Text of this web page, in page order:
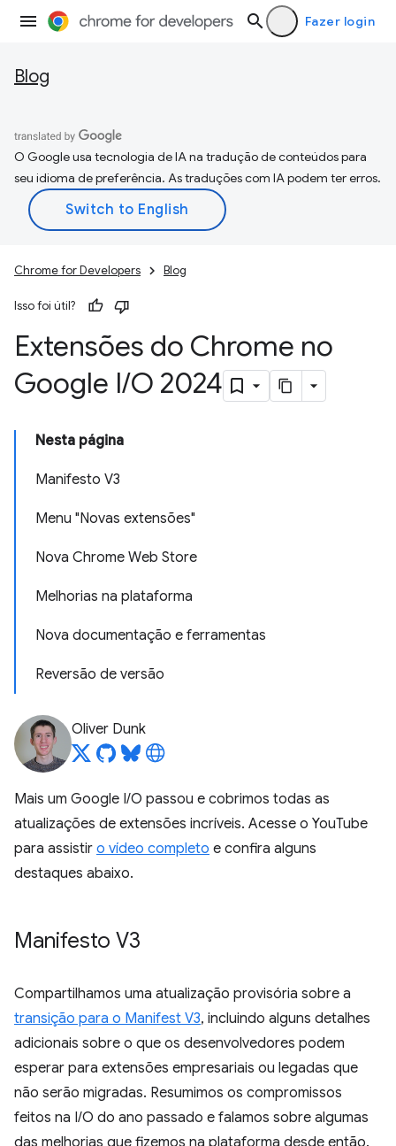
Fazer login
Blog
O Google usa tecnologia de IA na tradução de conteúdos para
seu idioma de preferência. As traduções com IA podem ter erros.
Chrome for Developers Blog
Isso foi útil?
Extensões do Chrome no
Google I/O 2024
Nesta página
Manifesto V3
Menu "Novas extensões"
Nova Chrome Web Store
Melhorias na plataforma
Nova documentação e ferramentas
Reversão de versão
Oliver Dunk
Mais um Google I/O passou e cobrimos todas as
atualizações de extensões incríveis. Acesse o YouTube
para assistir o vídeo completo e confira alguns
destaques abaixo.
Manifesto V3
Compartilhamos uma atualização provisória sobre a
transição para o Manifest V3, incluindo alguns detalhes
adicionais sobre o que os desenvolvedores podem
esperar para extensões empresariais ou legadas que
não serão migradas. Resumimos os compromissos
feitos na I/O do ano passado e falamos sobre algumas
das melhorias que fizemos na plataforma desde então.